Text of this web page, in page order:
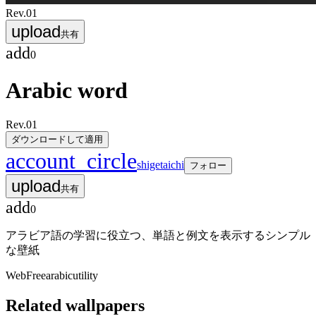
Rev.01
upload共有
add0
Arabic word
Rev.01
ダウンロードして適用
account_circleshigetaichi フォロー
upload共有
add0
アラビア語の学習に役立つ、単語と例文を表示するシンプル
な壁紙
WebFreearabicutility
Related wallpapers